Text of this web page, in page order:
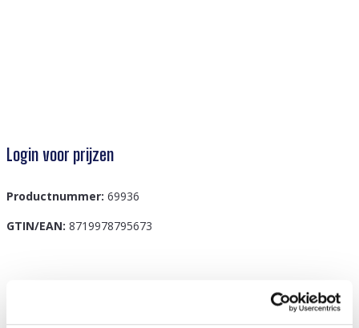
Login voor prijzen
Productnummer: 69936
GTIN/EAN: 8719978795673
Maak kennis met de Q-D5.1 HAT1106-001-3 dop,